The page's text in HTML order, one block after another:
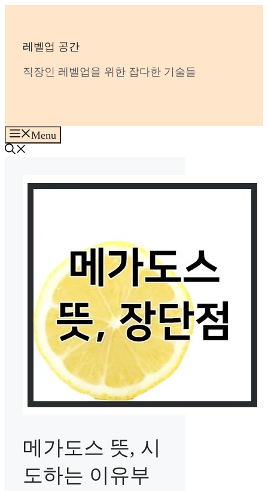
레벨업 공간
직장인 레벨업을 위한 잡다한 기술들
Menu
메가도스 뜻, 시
도하는 이유부